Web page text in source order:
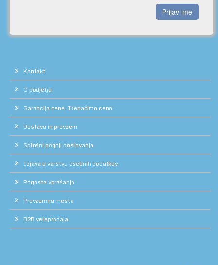
Prijavi me
Kontakt
O podjetju
Garancija cene. Izenačimo ceno.
Dostava in prevzem
Splošni pogoji poslovanja
Izjava o varstvu osebnih podatkov
Pogosta vprašanja
Prevzemna mesta
B2B veleprodaja